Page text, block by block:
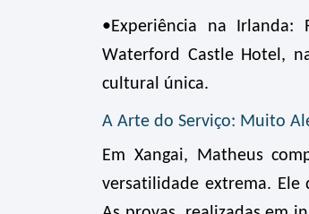
•Experiência na
Waterford Castle Hotel ,
cultural única.
A Arte do Serviço: Muito
Em Xangai, Matheus
versatilidade extrema. Ele